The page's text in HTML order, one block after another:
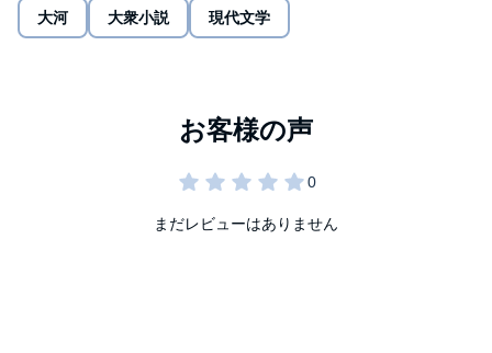
大河 大衆小説 現代文学
まだレビューはありません